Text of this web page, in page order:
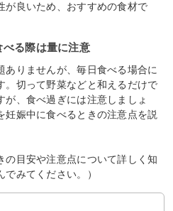
が良いため、おすすめの食材で
る際は量に注意
ありませんが、毎日食べる場合に
。切って野菜などと和えるだけで
、食べ過ぎには注意しましょ
妊娠中に食べるときの注意点を説
の目安や注意点について詳しく知
みてください。）